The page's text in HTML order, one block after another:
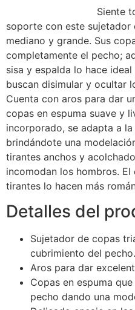
Siente toda la
soporte con este sujetador
mediano y grande. Sus
completamente el pecho;
sisa y espalda lo hace
buscan disimular y ocultar
Cuenta con aros para dar
copas en espuma suave y
incorporado, se adapta a
brindándote una
tirantes anchos y
incomodan los hombros.
tirantes lo hacen más
Detalles del
Sujetador de copas
cubrimiento del pecho.
Aros para dar
Copas en espuma
pecho dando una